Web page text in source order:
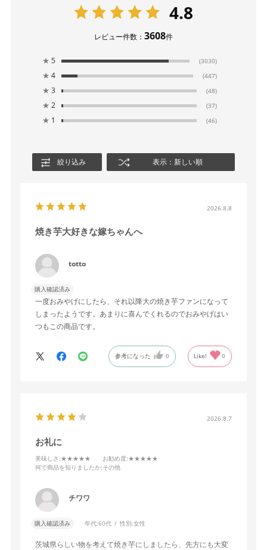
4.8
レビュー件数： 3608件
★ 5 (3030)
★ 4 (447)
★ 3 (48)
★ 2 (37)
★ 1 (46)
絞り込み 表示：新しい順
2026.8.8
焼き芋大好きな嫁ちゃんへ
totto
購入確認済み
一度おみやげにしたら、それ以降大の焼き芋ファンになって
しまったようです。あまりに喜んでくれるのでおみやげはい
つもこの商品です。
参考になった 0 Like! 0
2026.8.7
お礼に
美味しさ :★★★★★ お勧め度:★★★★★
何で商品を知りましたか:その他
チワワ
購入確認済み 年代:60代 性別:女性
茨城県らしい物を考えて焼き芋にしましたら、先方にも大変